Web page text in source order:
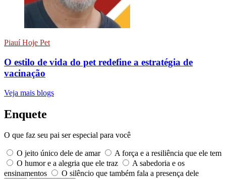
Piauí Hoje Pet
O estilo de vida do pet redefine a estratégia de
vacinação
Veja mais blogs
Enquete
O que faz seu pai ser especial para você
O jeito único dele de amar
A força e a resiliência que ele tem
O humor e a alegria que ele traz
A sabedoria e os
ensinamentos
O silêncio que também fala a presença dele